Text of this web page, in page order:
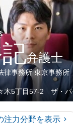
弁護士
律事務所 東京事務所
木5丁目57-2 ザ・パ
注力分野を表示